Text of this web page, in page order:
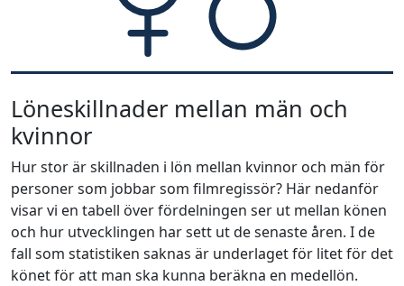
Löneskillnader mellan män och
kvinnor
Hur stor är skillnaden i lön mellan kvinnor och män för
personer som jobbar som filmregissör? Här nedanför
visar vi en tabell över fördelningen ser ut mellan könen
och hur utvecklingen har sett ut de senaste åren. I de
fall som statistiken saknas är underlaget för litet för det
könet för att man ska kunna beräkna en medellön.